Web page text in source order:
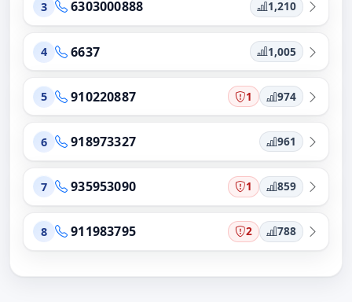
3 6303000888 1,210
4 6637 1,005
5 910220887 1 974
6 918973327 961
7 935953090 1 859
8 911983795 2 788